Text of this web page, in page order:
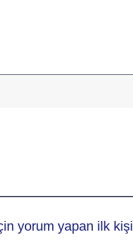
yorum yapan ilk kişi